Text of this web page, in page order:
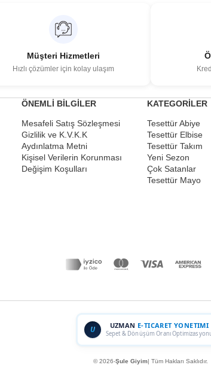
Müşteri Hizmetleri
Hızlı çözümler için kolay ulaşım
ÖNEMLİ BİLGİLER
Mesafeli Satış Sözleşmesi
Gizlilik ve K.V.K.K
Aydınlatma Metni
Kişisel Verilerin Korunması
Değişim Koşulları
KATEGORİLER
Tesettür Abiye
Tesettür Elbise
Tesettür Takım
Yeni Sezon
Çok Satanlar
Tesettür Mayo
U UZMAN E-TICARET YONETIMI
Sepet & Dönüşüm Oranı
© 2026-Şule Giyim| Tüm Hakları Saklıdır.